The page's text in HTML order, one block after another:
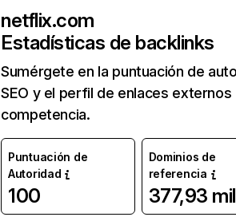
netflix.com
Estadísticas de backlinks
Sumérgete en la puntuación de
SEO y el perfil de enlaces externos
competencia.
Puntuación de
Autoridad
100
Dominios de
referencia
377,93 mil